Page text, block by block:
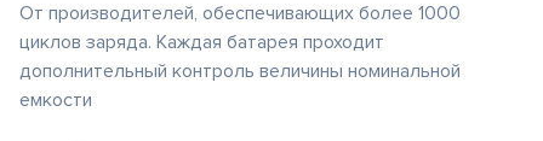
От производителей, обеспечивающих более 1000
циклов заряда. Каждая батарея проходит
дополнительный контроль величины номинальной
емкости